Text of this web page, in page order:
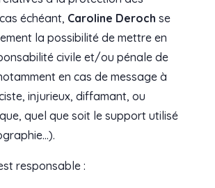
échéant, Caroline Deroch se
la possibilité de mettre en
civile et/ou pénale de
en cas de message à
injurieux, diffamant, ou
quel que soit le support utilisé
responsable :